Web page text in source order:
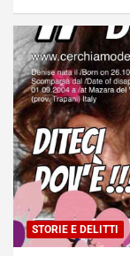
STORIE E DELITTI